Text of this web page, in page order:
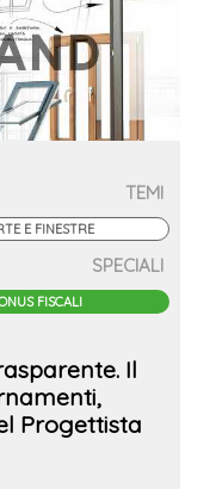
TEMI
E FINESTRE
SPECIALI
FISCALI
Il
Progettista